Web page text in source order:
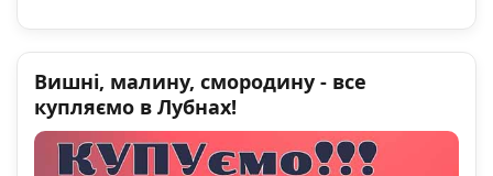
Вишні, малину, смородину - все
купляємо в Лубнах!